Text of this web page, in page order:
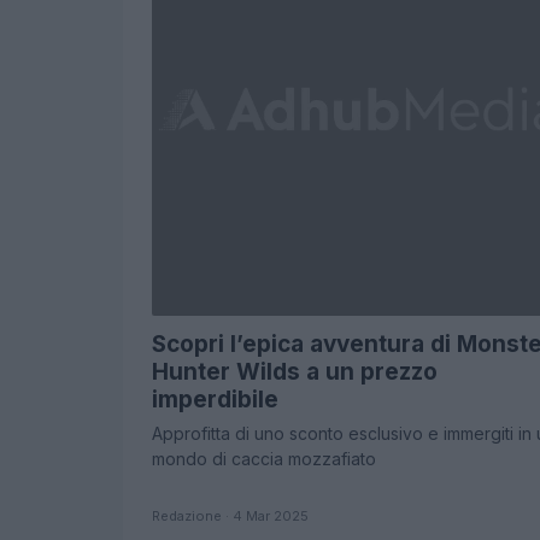
Scopri l’epica avventura di
Hunter Wilds a un prezzo
imperdibile
Approfitta di uno sconto esclusivo e immergiti in
mondo di caccia mozzafiato
Redazione · 4 Mar 2025